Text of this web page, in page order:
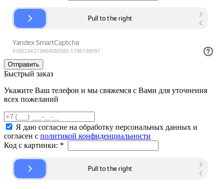
Быстрый заказ
Укажите Ваш телефон и мы свяжемся с Вами для уточнения
всех пожеланий
Я даю согласие на обработку персональных данных и
согласен с политикой конфиденциальности
Код с картинки: *